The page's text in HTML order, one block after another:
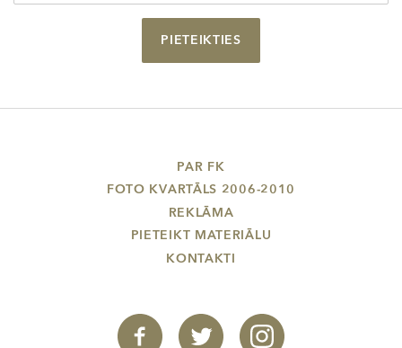
PIETEIKTIES
PAR FK
FOTO KVARTĀLS 2006-2010
REKLĀMA
PIETEIKT MATERIĀLU
KONTAKTI